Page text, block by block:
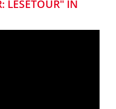
LESETOUR" IN